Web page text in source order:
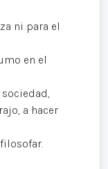
ni para el
en el
a hacer